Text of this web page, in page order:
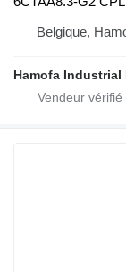
Belgique,
Hamofa Industrial